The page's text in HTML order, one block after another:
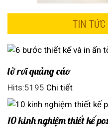
TIN
tờ rơi quảng cáo
Hits:5195 Chi tiết
10 kinh nghiệm thiết kế